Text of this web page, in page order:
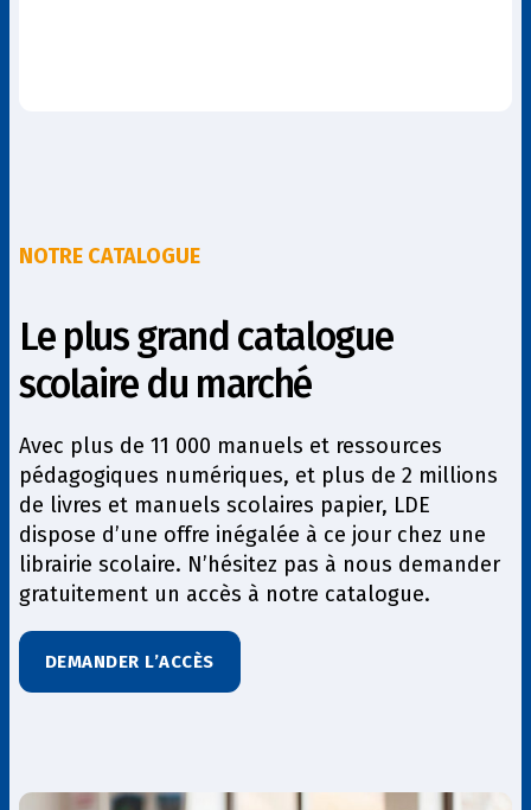
NOTRE CATALOGUE
Le plus grand catalogue
scolaire du marché
Avec plus de 11 000 manuels et ressources
pédagogiques numériques, et plus de 2 millions
de livres et manuels scolaires papier, LDE
dispose d’une offre inégalée à ce jour chez une
librairie scolaire. N’hésitez pas à nous demander
gratuitement un accès à notre catalogue.
DEMANDER L’ACCÈS